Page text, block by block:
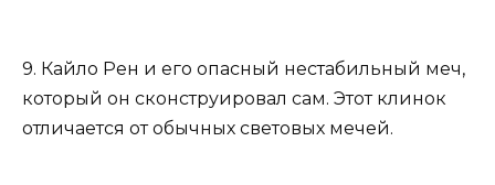
9. Кайло Рен и его опасный нестабильный меч,
который он сконструировал сам. Этот клинок
отличается от обычных световых мечей.